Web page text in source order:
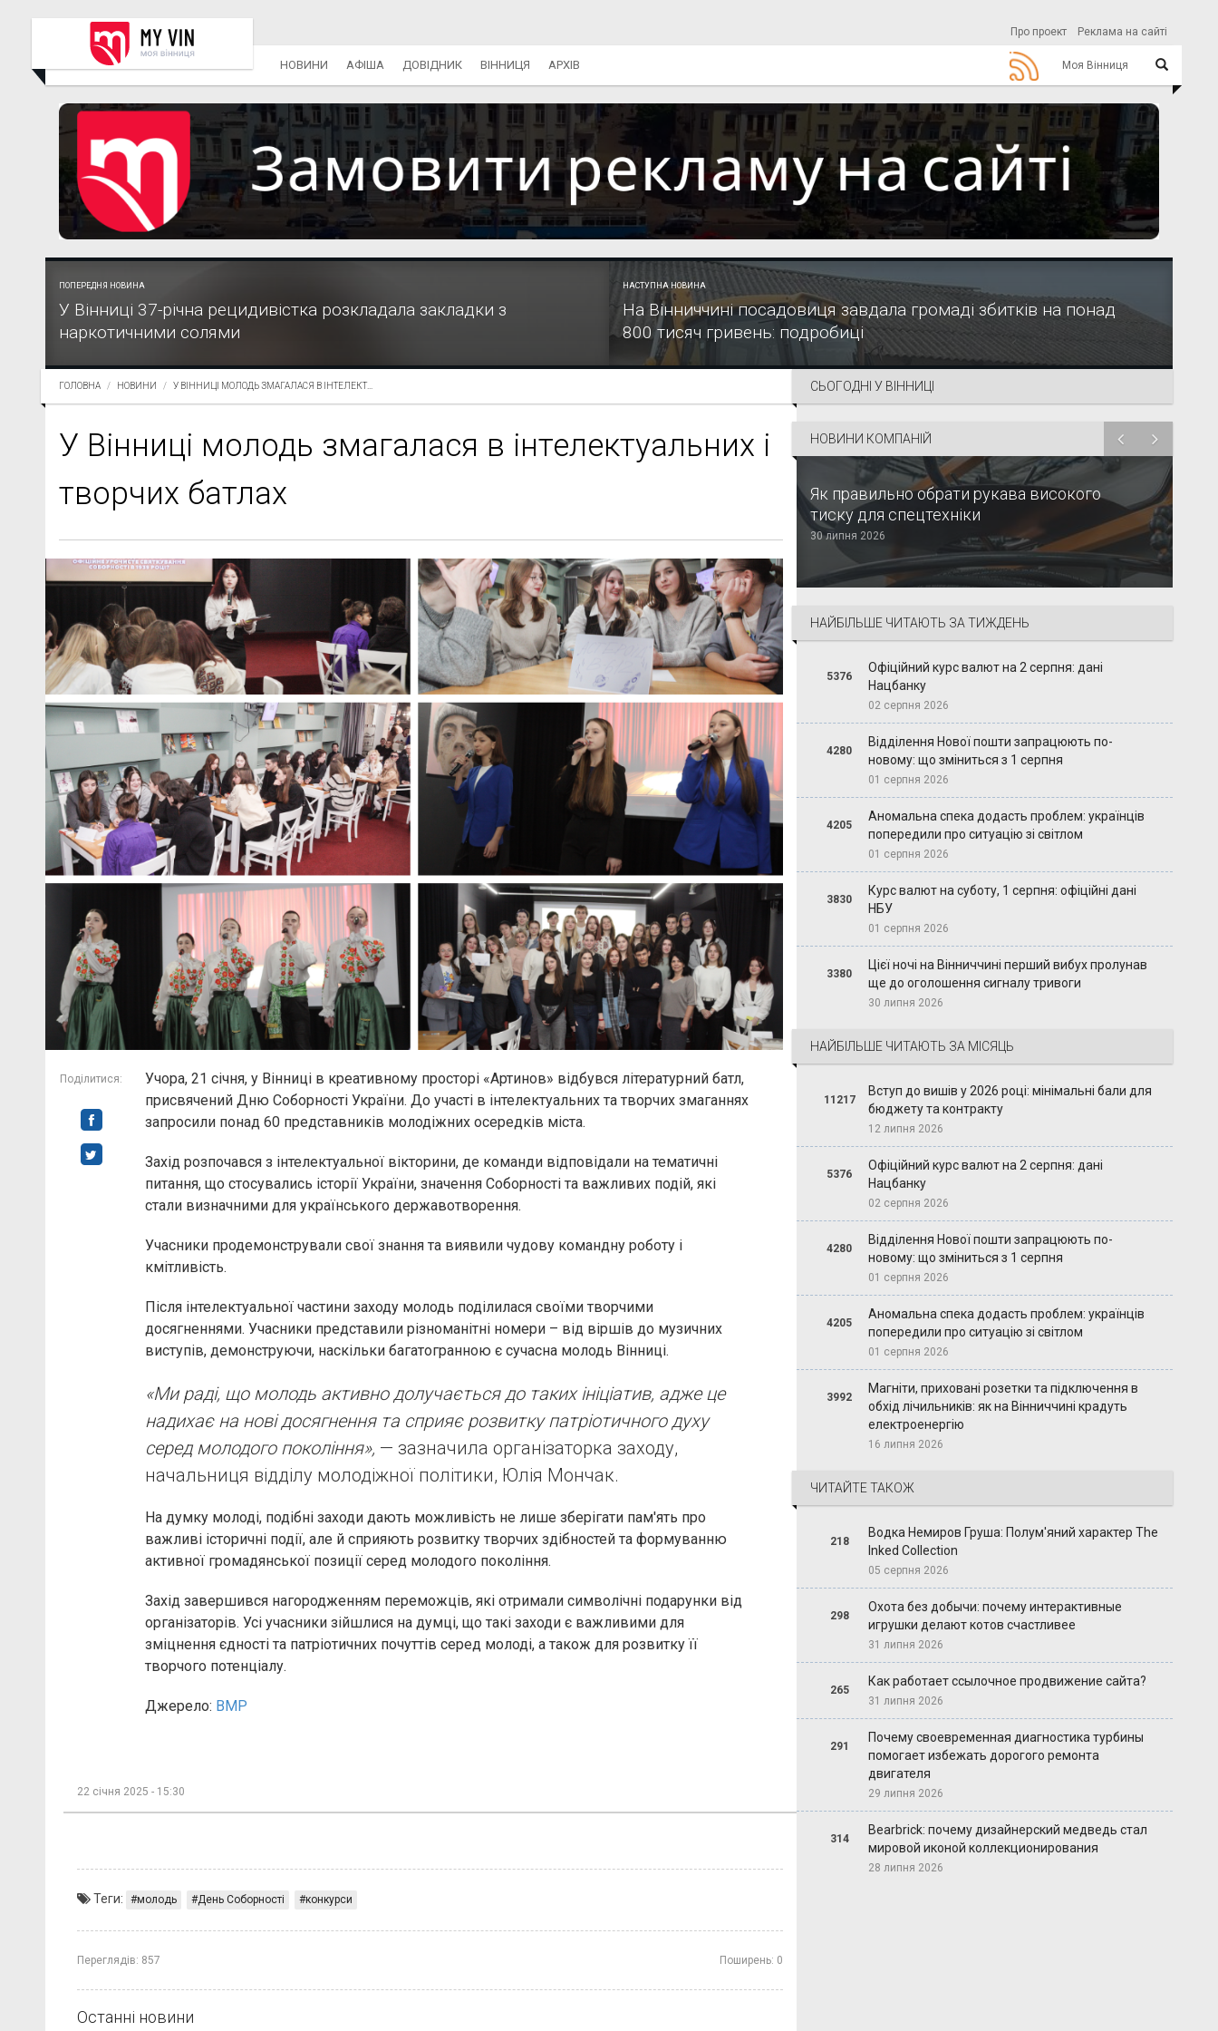
Про проект Реклама на сайті
Моя Вінниця
НОВИНИ АФІША ДОВІДНИК ВІННИЦЯ АРХІВ
ПОПЕРЕДНЯ НОВИНА
У Вінниці 37-річна рецидивістка розкладала закладки з
наркотичними солями
НАСТУПНА НОВИНА
На Вінниччині посадовиця завдала громаді збитків на понад
800 тисяч гривень: подробиці
ГОЛОВНА НОВИНИ У ВІННИЦІ МОЛОДЬ ЗМАГАЛАСЯ В ІНТЕЛЕКТ...
У Вінниці молодь змагалася в інтелектуальних і
творчих батлах
Поділитися:
Учора, 21 січня, у Вінниці в креативному просторі «Артинов» відбувся літературний батл,
присвячений Дню Соборності України. До участі в інтелектуальних та творчих змаганнях
запросили понад 60 представників молодіжних осередків міста.
Захід розпочався з інтелектуальної вікторини, де команди відповідали на тематичні
питання, що стосувались історії України, значення Соборності та важливих подій, які
стали визначними для українського державотворення.
Учасники продемонстрували свої знання та виявили чудову командну роботу і
кмітливість.
Після інтелектуальної частини заходу молодь поділилася своїми творчими
досягненнями. Учасники представили різноманітні номери – від віршів до музичних
виступів, демонструючи, наскільки багатогранною є сучасна молодь Вінниці.
«Ми раді, що молодь активно долучається до таких ініціатив, адже це
надихає на нові досягнення та сприяє розвитку патріотичного духу
серед молодого покоління», — зазначила організаторка заходу,
начальниця відділу молодіжної політики, Юлія Мончак.
На думку молоді, подібні заходи дають можливість не лише зберігати пам'ять про
важливі історичні події, але й сприяють розвитку творчих здібностей та формуванню
активної громадянської позиції серед молодого покоління.
Захід завершився нагородженням переможців, які отримали символічні подарунки від
організаторів. Усі учасники зійшлися на думці, що такі заходи є важливими для
зміцнення єдності та патріотичних почуттів серед молоді, а також для розвитку її
творчого потенціалу.
Джерело: ВМР
22 січня 2025 - 15:30
Теги: молодь День Соборності конкурси
Переглядів: 857 Поширень: 0
Останні новини
СЬОГОДНІ У ВІННИЦІ
НОВИНИ КОМПАНІЙ
Як правильно обрати рукава високого
тиску для спецтехніки
30 липня 2026
НАЙБІЛЬШЕ ЧИТАЮТЬ ЗА ТИЖДЕНЬ
5376
Офіційний курс валют на 2 серпня: дані
Нацбанку
02 серпня 2026
4280
Відділення Нової пошти запрацюють по-
новому: що зміниться з 1 серпня
01 серпня 2026
4205
Аномальна спека додасть проблем: українців
попередили про ситуацію зі світлом
01 серпня 2026
3830
Курс валют на суботу, 1 серпня: офіційні дані
НБУ
01 серпня 2026
3380
Цієї ночі на Вінниччині перший вибух пролунав
ще до оголошення сигналу тривоги
30 липня 2026
НАЙБІЛЬШЕ ЧИТАЮТЬ ЗА МІСЯЦЬ
11217
Вступ до вишів у 2026 році: мінімальні бали для
бюджету та контракту
12 липня 2026
5376
Офіційний курс валют на 2 серпня: дані
Нацбанку
02 серпня 2026
4280
Відділення Нової пошти запрацюють по-
новому: що зміниться з 1 серпня
01 серпня 2026
4205
Аномальна спека додасть проблем: українців
попередили про ситуацію зі світлом
01 серпня 2026
3992
Магніти, приховані розетки та підключення в
обхід лічильників: як на Вінниччині крадуть
електроенергію
16 липня 2026
ЧИТАЙТЕ ТАКОЖ
218
Водка Немиров Груша: Полум'яний характер The
Inked Collection
05 серпня 2026
298
Охота без добычи: почему интерактивные
игрушки делают котов счастливее
31 липня 2026
265
Как работает ссылочное продвижение сайта?
31 липня 2026
291
Почему своевременная диагностика турбины
помогает избежать дорогого ремонта
двигателя
29 липня 2026
314
Bearbrick: почему дизайнерский медведь стал
мировой иконой коллекционирования
28 липня 2026